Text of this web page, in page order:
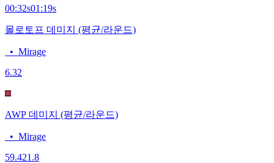
00:32s01:19s
몰로토프 데미지 (평균/라운드)
• Mirage
6.32
AWP 데미지 (평균/라운드)
• Mirage
59.421.8